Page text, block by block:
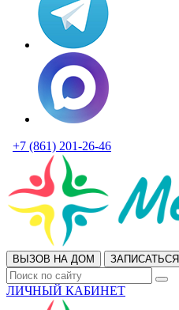
+7 (861) 201-26-46
ВЫЗОВ НА ДОМ ЗАПИСАТЬСЯ
ЛИЧНЫЙ КАБИНЕТ